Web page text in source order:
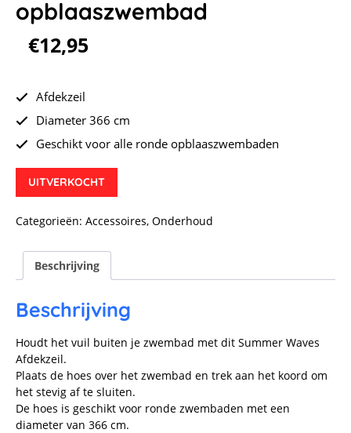
opblaaszwembad
€12,95
Afdekzeil
Diameter 366 cm
Geschikt voor alle ronde opblaaszwembaden
UITVERKOCHT
Categorieën: Accessoires, Onderhoud
Beschrijving
Beschrijving
Houdt het vuil buiten je zwembad met dit Summer Waves
Afdekzeil.
Plaats de hoes over het zwembad en trek aan het koord om
het stevig af te sluiten.
De hoes is geschikt voor ronde zwembaden met een
diameter van 366 cm.